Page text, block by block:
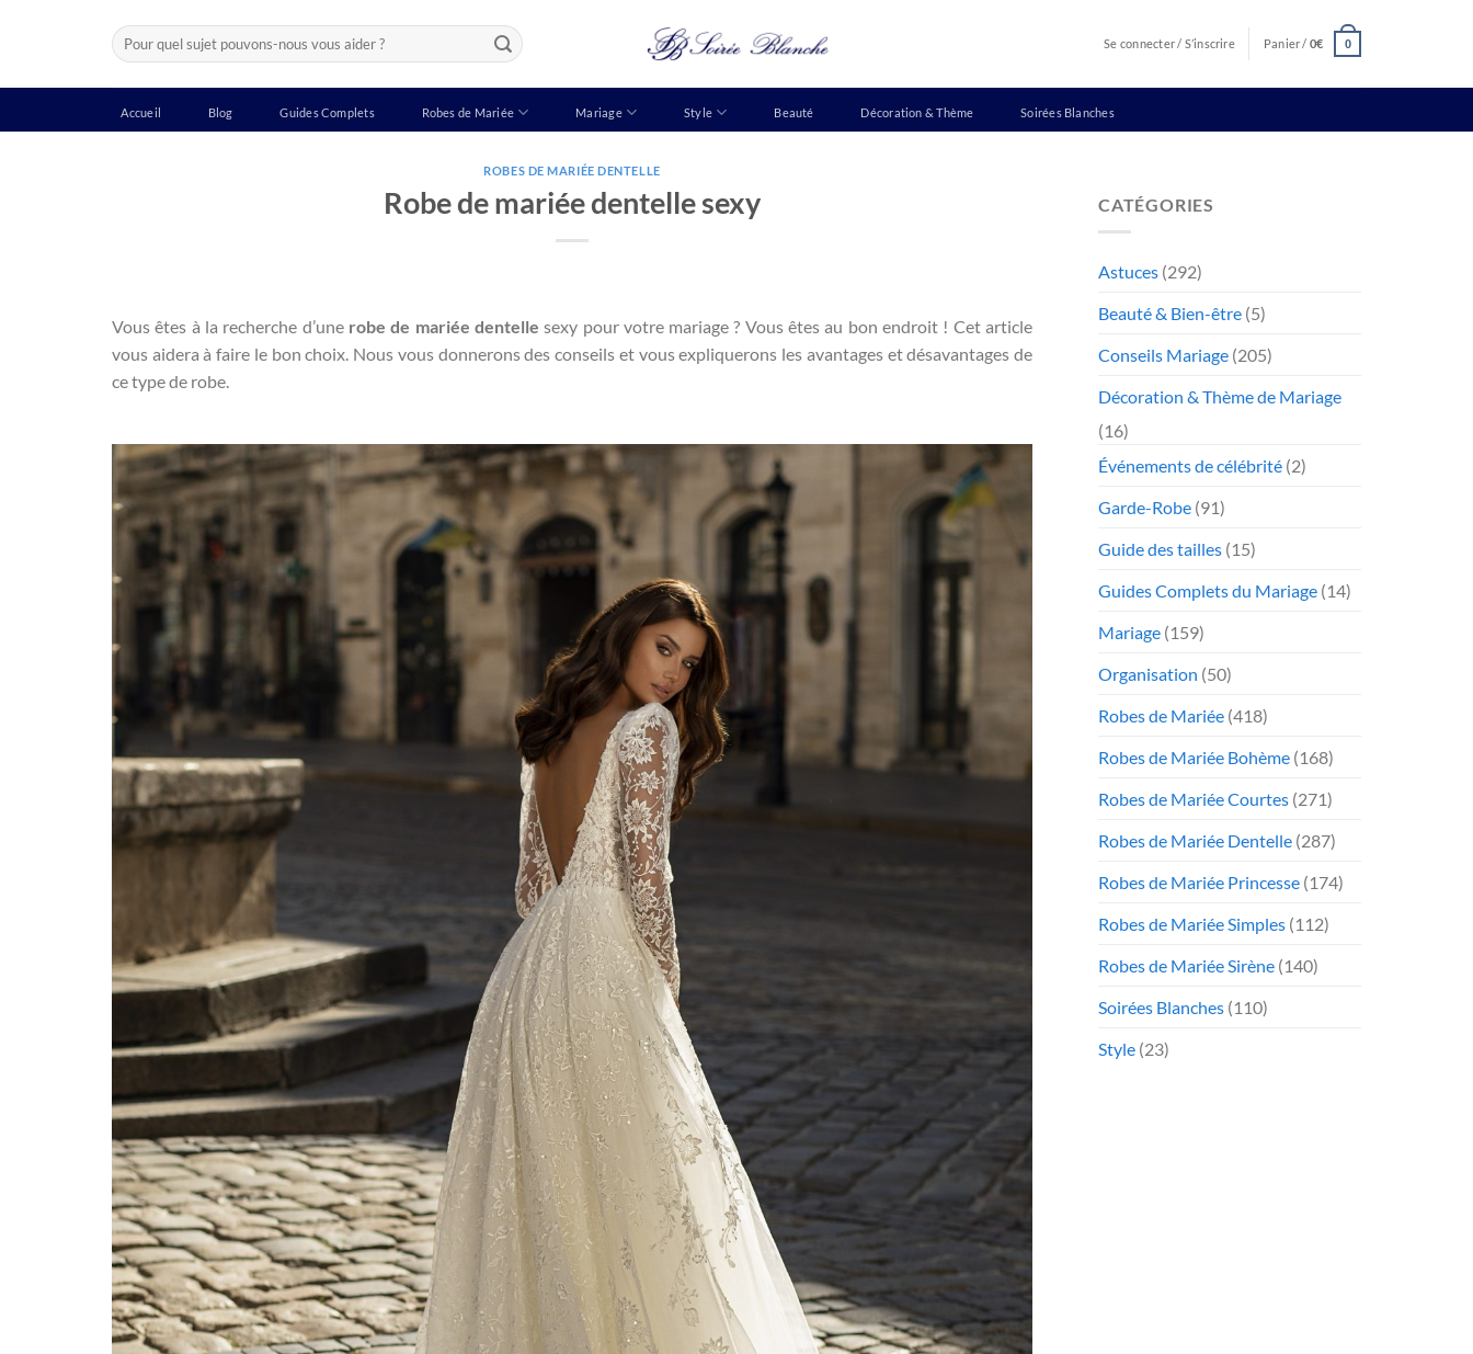
Recherche
pour :
Se connecter / S’inscrire Panier / 0€ 0
Accueil Blog Guides Complets Robes de Mariée Mariage Style Beauté Décoration & Thème Soirées Blanches
ROBES DE MARIÉE DENTELLE
Robe de mariée dentelle sexy
Vous êtes à la recherche d’une robe de mariée dentelle sexy pour votre mariage ? Vous êtes au bon endroit ! Cet article
vous aidera à faire le bon choix. Nous vous donnerons des conseils et vous expliquerons les avantages et désavantages de
ce type de robe.
CATÉGORIES
Astuces (292)
Beauté & Bien-être (5)
Conseils Mariage (205)
Décoration & Thème de Mariage
(16)
Événements de célébrité (2)
Garde-Robe (91)
Guide des tailles (15)
Guides Complets du Mariage (14)
Mariage (159)
Organisation (50)
Robes de Mariée (418)
Robes de Mariée Bohème (168)
Robes de Mariée Courtes (271)
Robes de Mariée Dentelle (287)
Robes de Mariée Princesse (174)
Robes de Mariée Simples (112)
Robes de Mariée Sirène (140)
Soirées Blanches (110)
Style (23)